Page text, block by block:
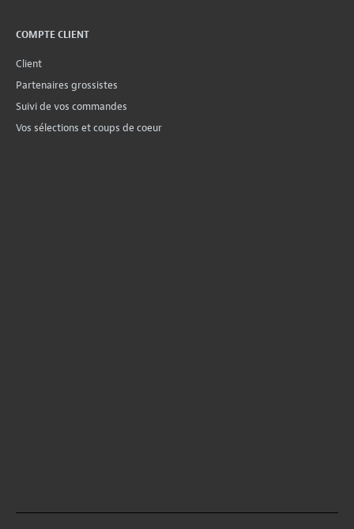
COMPTE CLIENT
Client
Partenaires grossistes
Suivi de vos commandes
Vos sélections et coups de coeur